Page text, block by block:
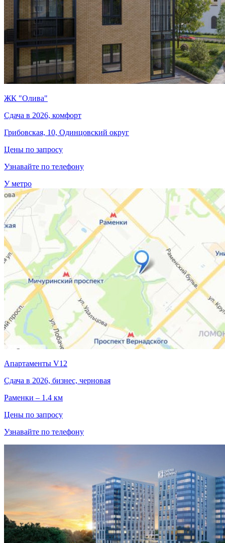
ЖК "Олива"
Сдача в 2026, комфорт
Грибовская, 10, Одинцовский округ
Цены по запросу
Узнавайте по телефону
У метро
Апартаменты V12
Сдача в 2026, бизнес, черновая
Раменки – 1.4 км
Цены по запросу
Узнавайте по телефону